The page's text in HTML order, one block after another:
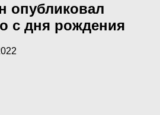
опубликовал
с дня рождения